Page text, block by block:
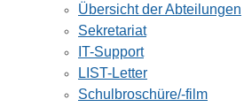
Übersicht der Abteilungen
Sekretariat
IT-Support
LIST-Letter
Schulbroschüre/-film